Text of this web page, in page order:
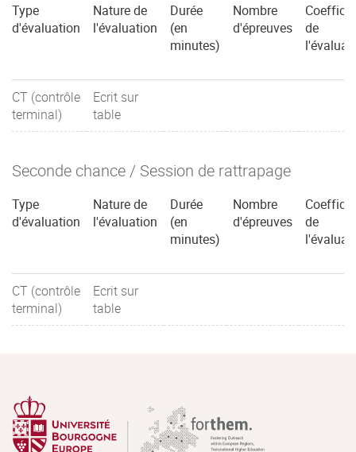
Type
d'évaluation
Nature de
l'évaluation
Durée
(en
minutes)
Nombre
d'épreuves
de
CT (contrôle
terminal)
Ecrit sur
table
Seconde chance / Session de rattrapage
Type
d'évaluation
Nature de
l'évaluation
Durée
(en
minutes)
Nombre
d'épreuves
de
CT (contrôle
terminal)
Ecrit sur
table